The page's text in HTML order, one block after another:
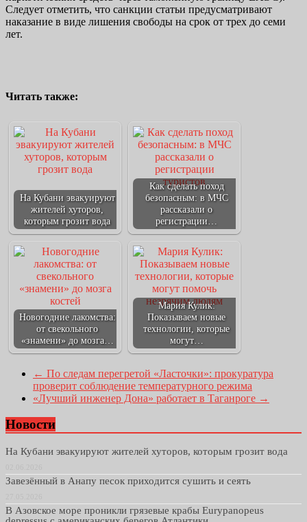
Следует отметить, что санкции статьи предусматривают
наказание в виде лишения свободы на срок от трех до семи
лет.
Читать также:
На Кубани эвакуируют
жителей хуторов,
которым грозит вода
Как сделать поход
безопасным: в МЧС
рассказали о
регистрации…
Новогодние лакомства:
от свекольного
«знамени» до мозга…
Мария Кулик:
Показываем новые
технологии, которые
могут…
← По следам перегретой «Ласточки»: прокуратура
проверит соблюдение температурного режима
«Лучший инженер Дона» работает в Таганроге →
Новости
На Кубани эвакуируют жителей хуторов, которым грозит вода
Завезённый в Анапу песок приходится сушить и сеять
В Азовское море проникли грязевые крабы Eurypanopeus